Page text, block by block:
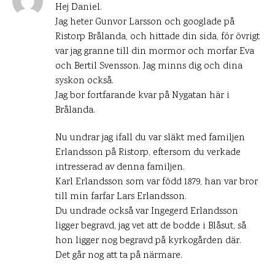
Hej Daniel.
Jag heter Gunvor Larsson och googlade på
Ristorp Brålanda, och hittade din sida, för övrigt
var jag granne till din mormor och morfar Eva
och Bertil Svensson. Jag minns dig och dina
syskon också.
Jag bor fortfarande kvar på Nygatan här i
Brålanda.
Nu undrar jag ifall du var släkt med familjen
Erlandsson på Ristorp, eftersom du verkade
intresserad av denna familjen.
Karl Erlandsson som var född 1879, han var bror
till min farfar Lars Erlandsson.
Du undrade också var Ingegerd Erlandsson
ligger begravd, jag vet att de bodde i Blåsut, så
hon ligger nog begravd på kyrkogården där.
Det går nog att ta på närmare.